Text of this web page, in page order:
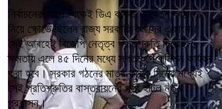
নির্বাচনের আগে থেকেই ডিএ বকেয়া ও বেতন কাঠামো
নিয়ে ক্ষোভে ছিলেন রাজ্য সরকারি কর্মীদের একাংশ।
সেই আবহেই বিজেপি নেতৃত্ব প্রতিশ্রুতি দিয়েছিল,
ক্ষমতায় এলে ৪৫ দিনের মধ্যে সপ্তম পে কমিশন কার্যকর
করা হবে। সরকার গঠনের মাত্র কয়েক দিনের মধ্যেই
সেই প্রতিশ্রুতির বাস্তবায়নের পথে হাঁটল নতুন
প্রশাসন।